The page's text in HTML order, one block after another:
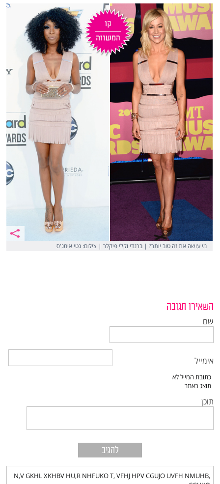
מי עושה את זה טוב יותר? | ברנדי וקלי פיקלר | צילום: גטי אימג'ס
השאירו תגובה
שם
אימייל
תוכן
N,V GKHL XKHBV HU,R NHFUKO T, VFHJ HPV CGUJO UVFH NMUHB,